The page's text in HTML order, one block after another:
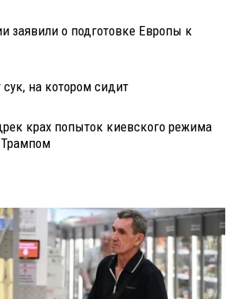
заявили о подготовке Европы к
сук, на котором сидит
крах попыток киевского режима